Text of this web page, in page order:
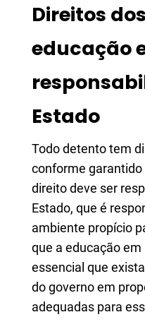
Direitos
educação
Estado
Todo detento tem
conforme garantido
direito deve ser
Estado, que é
ambiente propício
que a educação
essencial que
do governo em
adequadas para